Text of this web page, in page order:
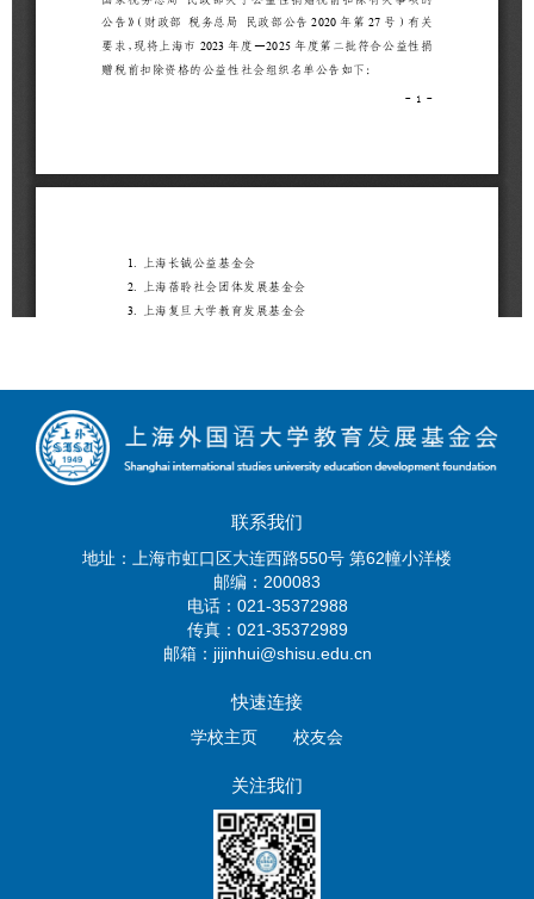
联系我们
地址：上海市虹口区大连西路550号 第62幢小洋楼
邮编：200083
电话：021-35372988
传真：021-35372989
邮箱：jijinhui@shisu.edu.cn
快速连接
学校主页 校友会
关注我们